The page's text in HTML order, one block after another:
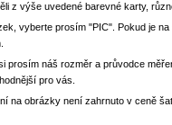
z výše uvedené barevné karty,
vyberte prosím "PIC". Pokud je
prosím náš rozměr a průvodce
pro vás.
na obrázky není zahrnuto v ceně